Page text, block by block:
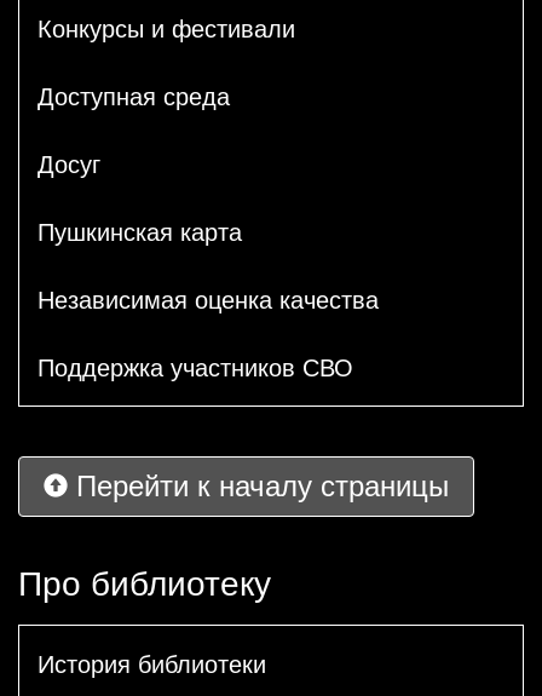
Конкурсы и фестивали
Доступная среда
Досуг
Пушкинская карта
Независимая оценка качества
Поддержка участников СВО
Перейти к началу страницы
Про библиотеку
История библиотеки